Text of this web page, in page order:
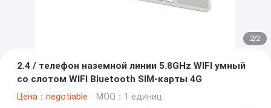
2/2
2.4 / телефон наземной линии 5.8GHz WIFI умный
со слотом WIFI Bluetooth SIM-карты 4G
Цена：negotiable MOQ：1 единиц